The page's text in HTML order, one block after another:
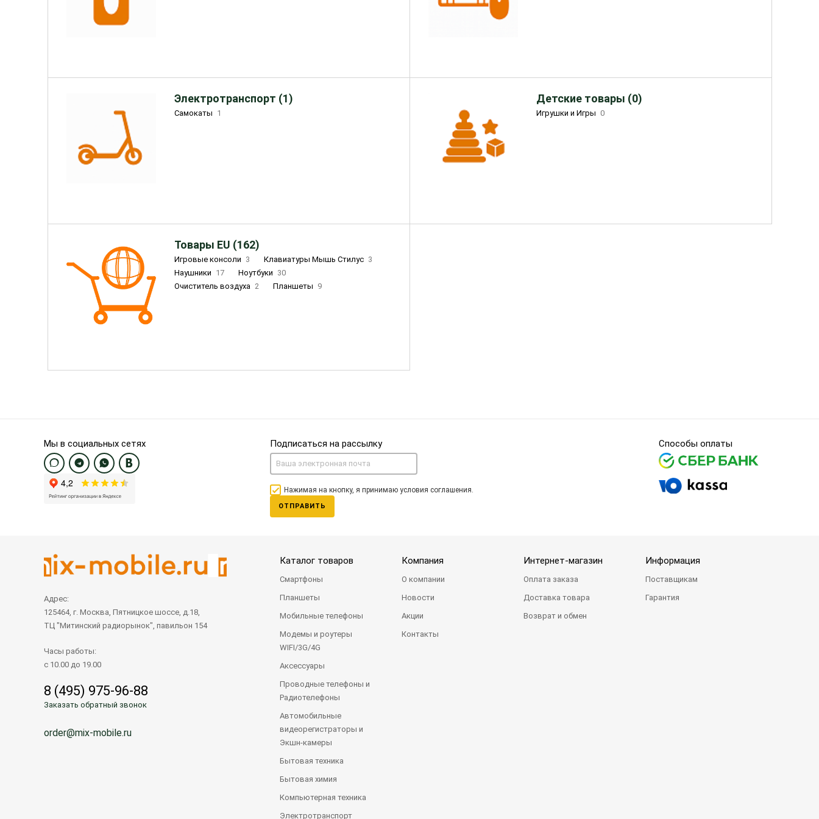
Электротранспорт (1)
Самокаты 1
Детские товары (0)
Игрушки и Игры 0
Товары EU (162)
Игровые консоли 3 Клавиатуры Мышь Стилус 3
Наушники 17 Ноутбуки 30
Очиститель воздуха 2 Планшеты 9
Мы в социальных сетях Подписаться на рассылку
Нажимая на кнопку, я принимаю условия соглашения.
ОТПРАВИТЬ
Способы оплаты
Адрес:
125464, г. Москва, Пятницкое шоссе, д.18,
ТЦ "Митинский радиорынок", павильон 154
Часы работы:
с 10.00 до 19.00
8 (495) 975-96-88
Заказать обратный звонок
order@mix-mobile.ru
Каталог товаров
Смартфоны
Планшеты
Мобильные телефоны
Модемы и роутеры
WIFI/3G/4G
Аксессуары
Проводные телефоны и
Радиотелефоны
Автомобильные
видеорегистраторы и
Экшн-камеры
Бытовая техника
Бытовая химия
Компьютерная техника
Электротранспорт
Компания
О компании
Новости
Акции
Контакты
Интернет-магазин
Оплата заказа
Доставка товара
Возврат и обмен
Информация
Поставщикам
Гарантия